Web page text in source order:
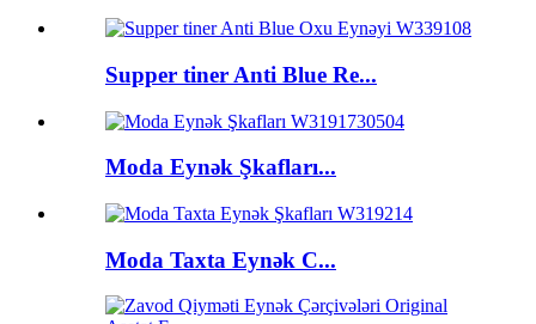
Supper tiner Anti Blue Re...
Moda Eynək Şkafları...
Moda Taxta Eynək C...